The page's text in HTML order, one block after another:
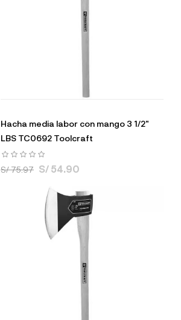
Hacha media labor con mango 3 1/2"
LBS TC0692 Toolcraft
S/ 75.97 S/ 54.90